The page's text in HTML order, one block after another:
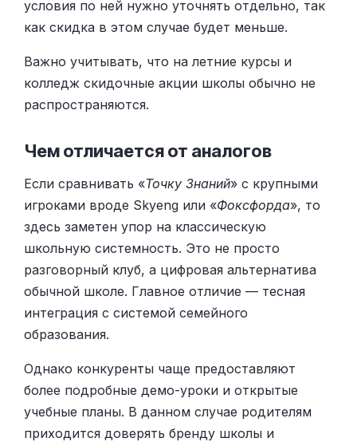
условия по ней нужно уточнять отдельно, так
как скидка в этом случае будет меньше.
Важно учитывать, что на летние курсы и
колледж скидочные акции школы обычно не
распространяются.
Чем отличается от аналогов
Если сравнивать «Точку Знаний» с крупными
игроками вроде Skyeng или «Фоксфорда», то
здесь заметен упор на классическую
школьную системность. Это не просто
разговорный клуб, а цифровая альтернатива
обычной школе. Главное отличие — тесная
интеграция с системой семейного
образования.
Однако конкуренты чаще предоставляют
более подробные демо-уроки и открытые
учебные планы. В данном случае родителям
приходится доверять бренду школы и